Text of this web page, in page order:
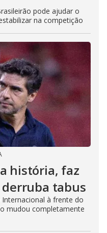
pode ajudar o
na competição
história, faz
tabus
à frente do
mudou completamente